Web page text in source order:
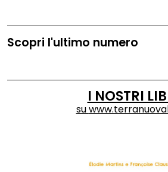
Scopri l'ultimo numero
I NOSTRI
su